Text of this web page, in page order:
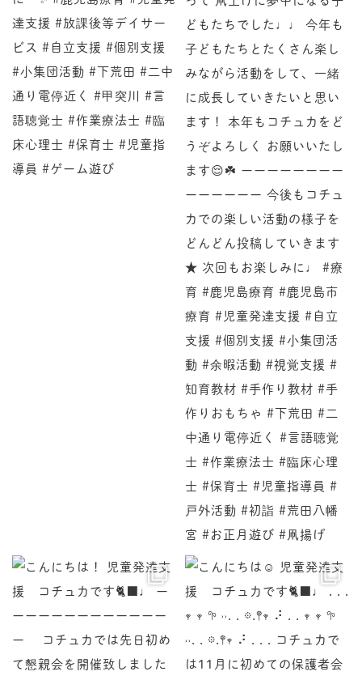
♩ ーーーーーーーーーーーーーー コチュカでは先 ♩ . . . 𖥧 𖥧 𖧧 ˒˒. . 𖡼.𖤣𖥧